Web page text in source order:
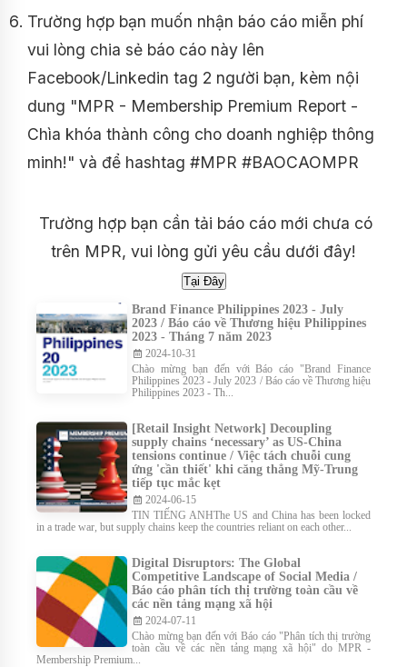
Trường hợp bạn muốn nhận báo cáo miễn phí
vui lòng chia sẻ báo cáo này lên
Facebook/Linkedin tag 2 người bạn, kèm nội
dung "MPR - Membership Premium Report -
Chìa khóa thành công cho doanh nghiệp thông
minh!" và để hashtag #MPR #BAOCAOMPR
Trường hợp bạn cần tải báo cáo mới chưa có
trên MPR, vui lòng gửi yêu cầu dưới đây!
Brand Finance Philippines 2023 - July
2023 / Báo cáo về Thương hiệu Philippines
2023 - Tháng 7 năm 2023
2024-10-31
Chào mừng bạn đến với Báo cáo "Brand Finance
Philippines 2023 - July 2023 / Báo cáo về Thương hiệu
Philippines 2023 - Th...
[Retail Insight Network] Decoupling
supply chains ‘necessary’ as US-China
tensions continue / Việc tách chuỗi cung
ứng 'cần thiết' khi căng thẳng Mỹ-Trung
tiếp tục mắc kẹt
2024-06-15
TIN TIẾNG ANHThe US and China has been locked
in a trade war, but supply chains keep the countries reliant on each other...
Digital Disruptors: The Global
Competitive Landscape of Social Media /
Báo cáo phân tích thị trường toàn cầu về
các nền tảng mạng xã hội
2024-07-11
Chào mừng bạn đến với Báo cáo "Phân tích thị trường
toàn cầu về các nền tảng mạng xã hội" do MPR -
Membership Premium...